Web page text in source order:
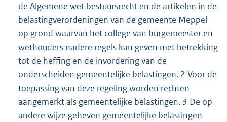
de Algemene wet bestuursrecht en de artikelen in de
belastingverordeningen van de gemeente Meppel
op grond waarvan het college van burgemeester en
wethouders nadere regels kan geven met betrekking
tot de heffing en de invordering van de
onderscheiden gemeentelijke belastingen. 2 Voor de
toepassing van deze regeling worden rechten
aangemerkt als gemeentelijke belastingen. 3 De op
andere wijze geheven gemeentelijke belastingen